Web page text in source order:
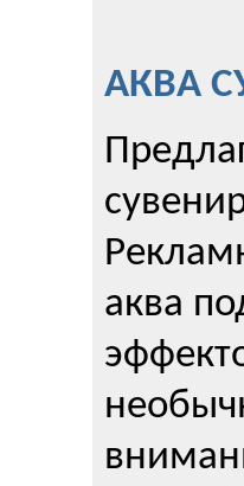
АКВА
аква